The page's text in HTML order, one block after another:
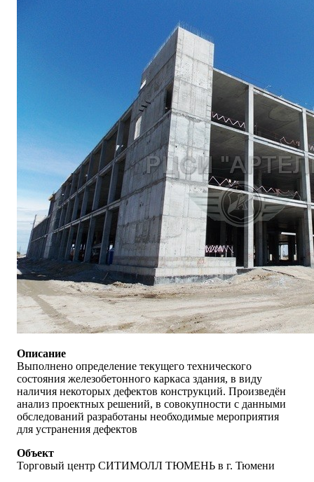
Описание
Выполнено определение текущего технического
состояния железобетонного каркаса здания, в виду
наличия некоторых дефектов конструкций. Произведён
анализ проектных решений, в совокупности с данными
обследований разработаны необходимые мероприятия
для устранения дефектов
Объект
Торговый центр СИТИМОЛЛ ТЮМЕНЬ в г. Тюмени